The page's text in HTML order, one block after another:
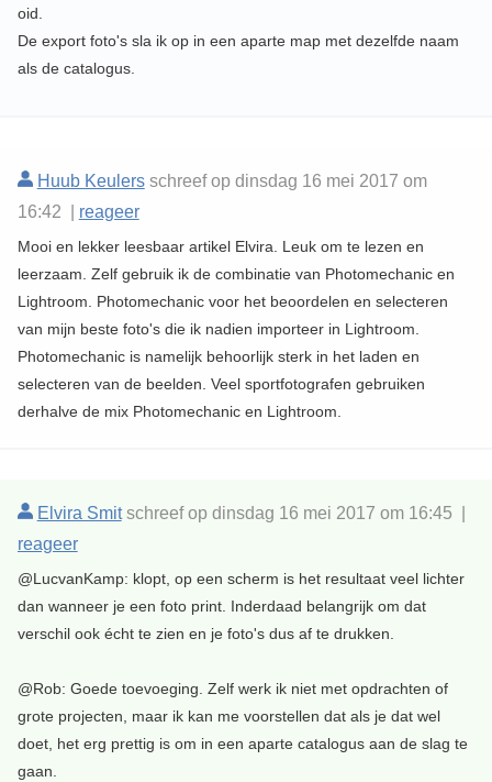
oid.
De export foto's sla ik op in een aparte map met dezelfde naam
als de catalogus.
Huub Keulersschreef op dinsdag 16 mei 2017 om
16:42 | reageer
Mooi en lekker leesbaar artikel Elvira. Leuk om te lezen en
leerzaam. Zelf gebruik ik de combinatie van Photomechanic en
Lightroom. Photomechanic voor het beoordelen en selecteren
van mijn beste foto's die ik nadien importeer in Lightroom.
Photomechanic is namelijk behoorlijk sterk in het laden en
selecteren van de beelden. Veel sportfotografen gebruiken
derhalve de mix Photomechanic en Lightroom.
Elvira Smitschreef op dinsdag 16 mei 2017 om 16:45 |
reageer
@LucvanKamp: klopt, op een scherm is het resultaat veel lichter
dan wanneer je een foto print. Inderdaad belangrijk om dat
verschil ook écht te zien en je foto's dus af te drukken.
@Rob: Goede toevoeging. Zelf werk ik niet met opdrachten of
grote projecten, maar ik kan me voorstellen dat als je dat wel
doet, het erg prettig is om in een aparte catalogus aan de slag te
gaan.